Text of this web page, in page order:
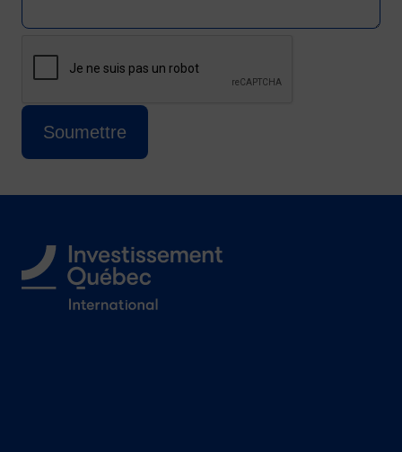
CAPTCHA
Cette question sert à vérifier si vous êtes
Soumettre